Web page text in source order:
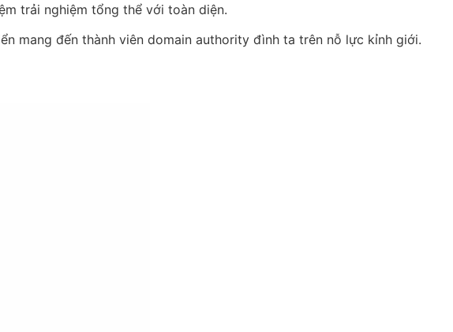
trải nghiệm tổng thể với toàn diện.
mang đến thành viên domain authority đình ta trên nỗ lực kỉnh giới.